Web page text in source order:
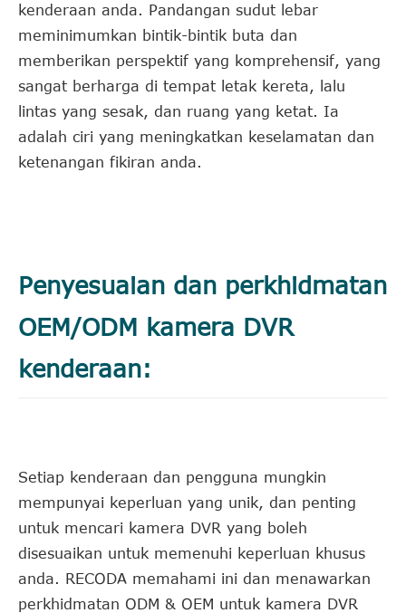
kenderaan anda. Pandangan sudut lebar
meminimumkan bintik-bintik buta dan
memberikan perspektif yang komprehensif, yang
sangat berharga di tempat letak kereta, lalu
lintas yang sesak, dan ruang yang ketat. Ia
adalah ciri yang meningkatkan keselamatan dan
ketenangan fikiran anda.
Penyesuaian dan perkhidmatan
OEM/ODM kamera DVR
kenderaan:
Setiap kenderaan dan pengguna mungkin
mempunyai keperluan yang unik, dan penting
untuk mencari kamera DVR yang boleh
disesuaikan untuk memenuhi keperluan khusus
anda. RECODA memahami ini dan menawarkan
perkhidmatan ODM & OEM untuk kamera DVR